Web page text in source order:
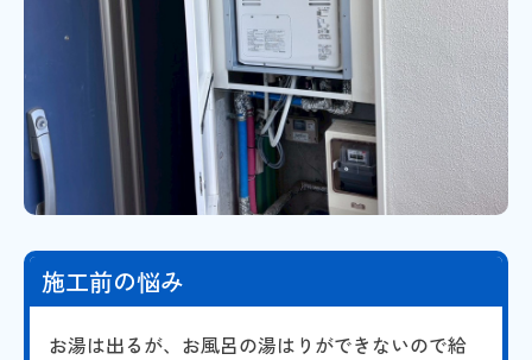
施工前の悩み
お湯は出るが、お風呂の湯はりができないので給